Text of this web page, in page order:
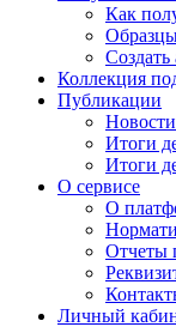
Как
Коллекция
Публикации
Итоги
Итоги
О сервисе
О
Отчеты
Личный